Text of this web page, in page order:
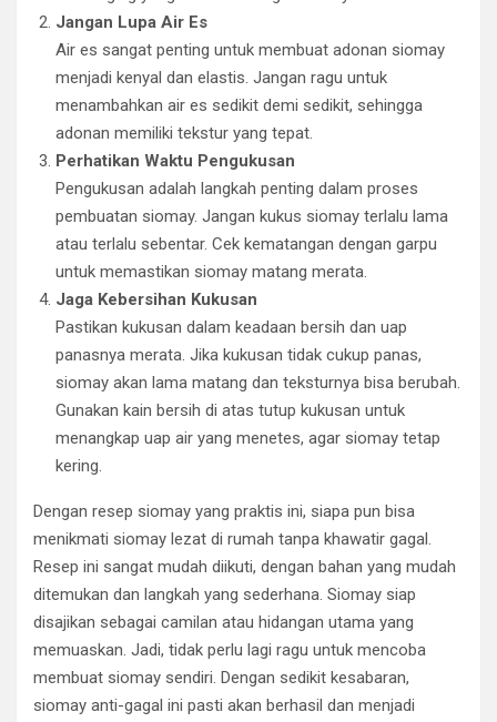
Jangan Lupa Air Es
Air es sangat penting untuk membuat adonan siomay
menjadi kenyal dan elastis. Jangan ragu untuk
menambahkan air es sedikit demi sedikit, sehingga
adonan memiliki tekstur yang tepat.
Perhatikan Waktu Pengukusan
Pengukusan adalah langkah penting dalam proses
pembuatan siomay. Jangan kukus siomay terlalu lama
atau terlalu sebentar. Cek kematangan dengan garpu
untuk memastikan siomay matang merata.
Jaga Kebersihan Kukusan
Pastikan kukusan dalam keadaan bersih dan uap
panasnya merata. Jika kukusan tidak cukup panas,
siomay akan lama matang dan teksturnya bisa berubah.
Gunakan kain bersih di atas tutup kukusan untuk
menangkap uap air yang menetes, agar siomay tetap
kering.
Dengan resep siomay yang praktis ini, siapa pun bisa
menikmati siomay lezat di rumah tanpa khawatir gagal.
Resep ini sangat mudah diikuti, dengan bahan yang mudah
ditemukan dan langkah yang sederhana. Siomay siap
disajikan sebagai camilan atau hidangan utama yang
memuaskan. Jadi, tidak perlu lagi ragu untuk mencoba
membuat siomay sendiri. Dengan sedikit kesabaran,
siomay anti-gagal ini pasti akan berhasil dan menjadi